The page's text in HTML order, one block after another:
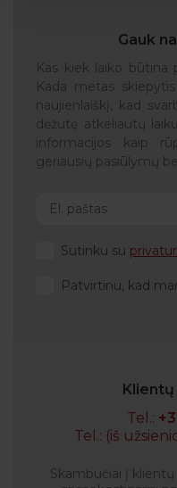
Gauk
Kas kiek laiko būtina
Kada metas
naujienlaiškį, kad
dėžutę atkeliautų
informacijos kaip
geriausių pasiūlymų
Sutinku su
Patvirtinu, kad
Tel.:
Tel.: (iš
Skambučiai į